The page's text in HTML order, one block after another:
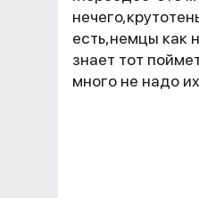
есть,немцы как
знает тот
много не надо